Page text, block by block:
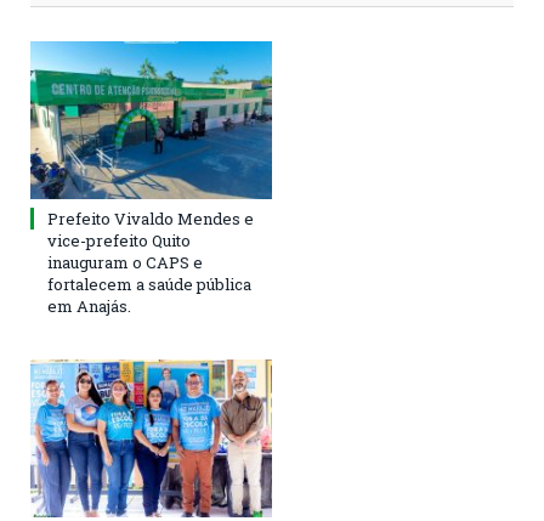
Prefeito Vivaldo Mendes e
vice-prefeito Quito
inauguram o CAPS e
fortalecem a saúde pública
em Anajás.